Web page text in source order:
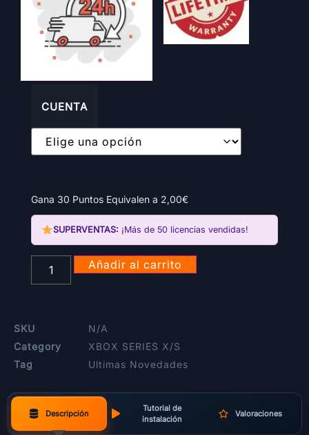
CUENTA
Gana 30 Puntos Equivalen a 2,00€
SUPERVENTAS: ¡Más de 50 licencias vendidas!
Añadir al carrito
SKU
N/A
Category
XBOX SERIES X/S
Tag
Ultimas Novedades
Descripción
Tutorial de
instalación
Valoraciones